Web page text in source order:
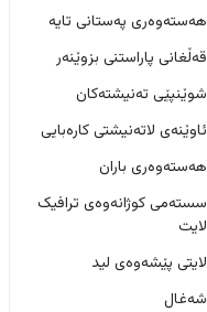
هەستەوەری پەستانی تایە
قەڵغانی پاراستنی بزوێنەر
شوێنپێی تەنیشتەکان
ئاوێنەی لاتەنیشتی کارەبایی
هەستەوەری باران
سستەمی کوژانەوەی ترافیک
لایت
لایتی پێشەوەی لید
شەغال